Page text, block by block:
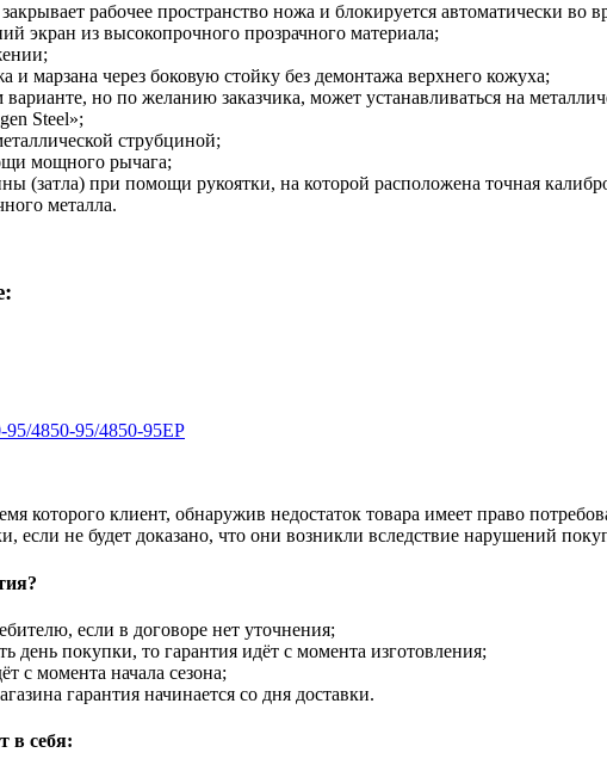
рабочее пространство ножа и блокируется автоматически во
экран из высокопрочного прозрачного материала;
и марзана через боковую стойку без демонтажа верхнего кожуха;
но по желанию заказчика, может устанавливаться на
Steel»;
струбциной;
мощного рычага;
(затла) при помощи рукоятки, на которой расположена точная
металла.
4850-95/4850-95EP
которого клиент, обнаружив недостаток товара имеет право
если не будет доказано, что они возникли вследствие нарушений
если в договоре нет уточнения;
день покупки, то гарантия идёт с момента изготовления;
с момента начала сезона;
гарантия начинается со дня доставки.
в себя: